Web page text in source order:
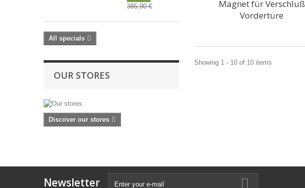
385,90 €
All specials
OUR STORES
Discover our stores
Magnet für Verschluß
Vordertüre
Showing 1 - 10 of 10 items
Newsletter